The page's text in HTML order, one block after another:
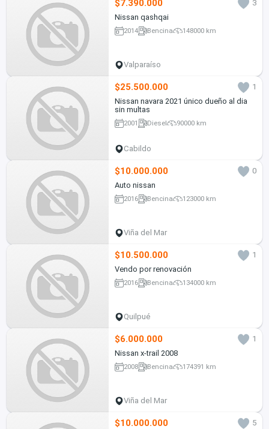
$7.390.000
3
Nissan qashqai
2014 Bencina 148000 km
Valparaíso
$25.500.000
1
Nissan navara 2021 único dueño al dia
sin multas
2001 Diesel 90000 km
Cabildo
$10.000.000
0
Auto nissan
2016 Bencina 123000 km
Viña del Mar
$10.500.000
1
Vendo por renovación
2016 Bencina 134000 km
Quilpué
$6.000.000
1
Nissan x-trail 2008
2008 Bencina 174391 km
Viña del Mar
$10.000.000
5